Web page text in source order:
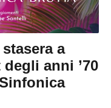
a
anni ’70